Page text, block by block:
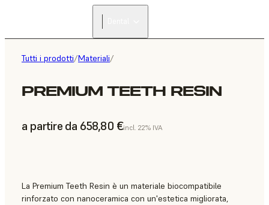
Tutti i prodotti/Materiali/
PREMIUM TEETH RESIN
a partire da 658,80 €incl. 22% IVA
La Premium Teeth Resin è un materiale biocompatibile
rinforzato con nanoceramica con un'estetica migliorata,